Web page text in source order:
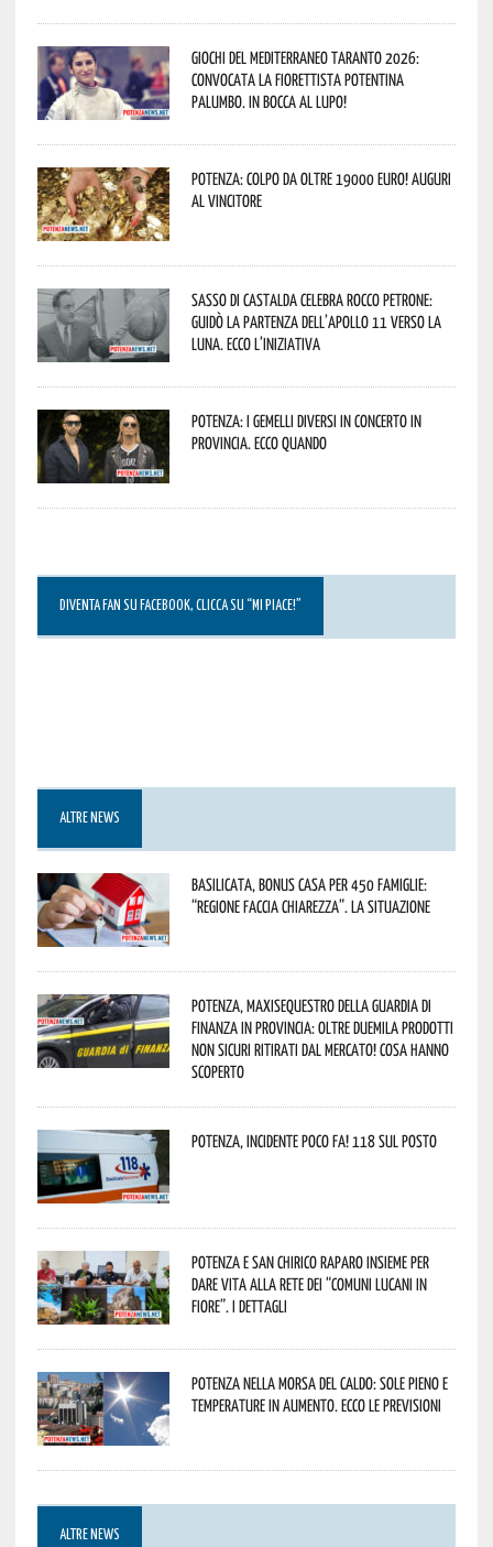
Giochi del Mediterraneo Taranto 2026:
convocata la fiorettista potentina
Palumbo. In bocca al lupo!
Potenza: colpo da oltre 19000 Euro! Auguri
al vincitore
Sasso di Castalda celebra Rocco Petrone:
guidò la partenza dell’Apollo 11 verso la
Luna. Ecco l’iniziativa
Potenza: i Gemelli DiVersi in concerto in
provincia. Ecco quando
DIVENTA FAN SU FACEBOOK, CLICCA SU “MI PIACE!”
ALTRE NEWS
Basilicata, Bonus casa per 450 famiglie:
“Regione faccia chiarezza”. La situazione
Potenza, maxisequestro della Guardia di
Finanza in provincia: oltre duemila prodotti
non sicuri ritirati dal mercato! Cosa hanno
scoperto
Potenza, incidente poco fa! 118 sul posto
Potenza e San Chirico Raparo insieme per
dare vita alla rete dei “Comuni Lucani in
Fiore”. I dettagli
Potenza nella morsa del caldo: sole pieno e
temperature in aumento. Ecco le previsioni
ALTRE NEWS